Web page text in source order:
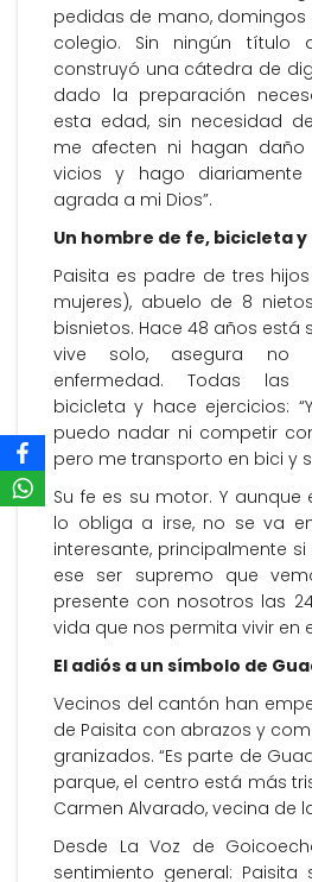
pedidas de mano, domingos
colegio. Sin ningún título
construyó una cátedra de
dado la preparación
esta edad, sin necesidad
me afecten ni hagan
vicios y hago
agrada a mi Dios”.
Un hombre de fe, bicicleta y
Paisita es padre de tres
mujeres), abuelo de 8
bisnietos. Hace 48 años está
vive solo, asegura no
enfermedad. Todas las
bicicleta y hace ejercicios:
puedo nadar ni competir
pero me transporto en bici y
Su fe es su motor. Y aunque
lo obliga a irse, no se va
interesante, principalmente
ese ser supremo que
presente con nosotros las
vida que nos permita vivir en
El adiós a un símbolo de
Vecinos del cantón han
de Paisita con abrazos y
granizados. “Es parte de
parque, el centro está más
Carmen Alvarado, vecina de
Desde La Voz de
sentimiento general: